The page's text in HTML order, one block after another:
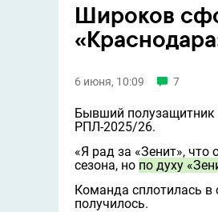
Широков
6 июня, 10:09 7
Бывший полузащитник
РПЛ-2025/26.
«Я рад за «Зенит»,
сезона, но по духу
Команда сплотилась в
получилось.